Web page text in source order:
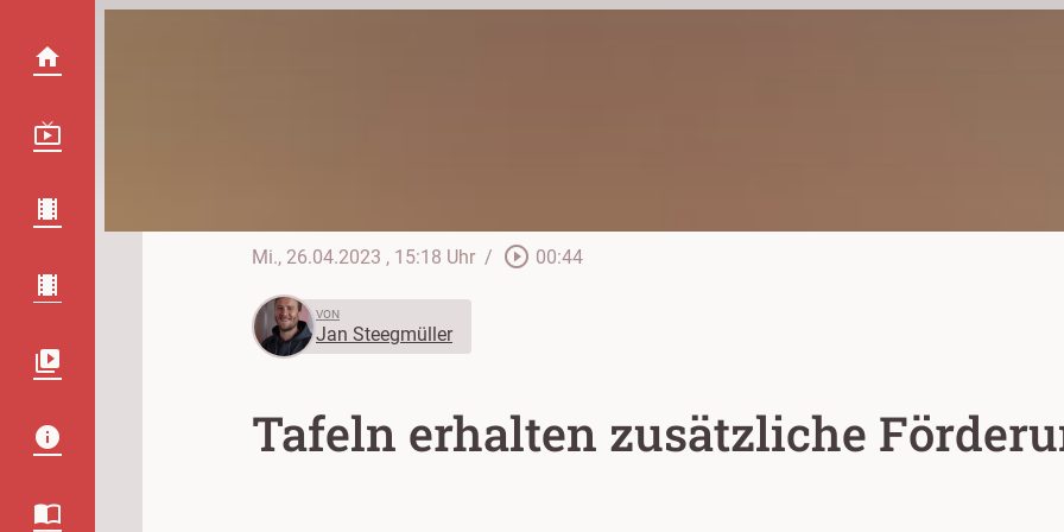
Mi., 26.04.2023 , 15:18 Uhr / play_circle_outline 00:44
VON
Jan Steegmüller
Tafeln erhalten zusätzliche